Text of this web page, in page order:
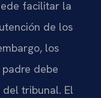
facilitar la
de los
los
debe
tribunal. El